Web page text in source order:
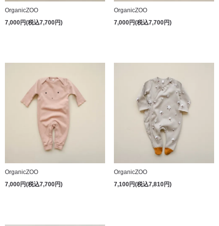
OrganicZOO
7,000円(税込7,700円)
OrganicZOO
7,000円(税込7,700円)
OrganicZOO
7,000円(税込7,700円)
OrganicZOO
7,100円(税込7,810円)